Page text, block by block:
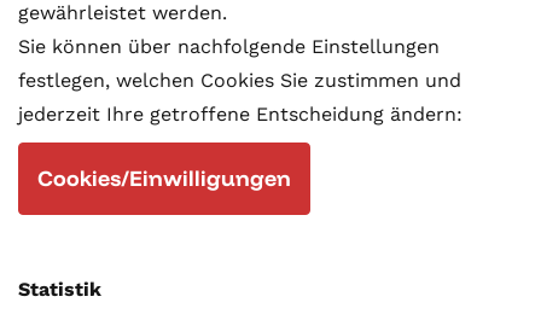
gewährleistet werden.
Sie können über nachfolgende Einstellungen
festlegen, welchen Cookies Sie zustimmen und
jederzeit Ihre getroffene Entscheidung ändern:
Cookies/Einwilligungen
Statistik